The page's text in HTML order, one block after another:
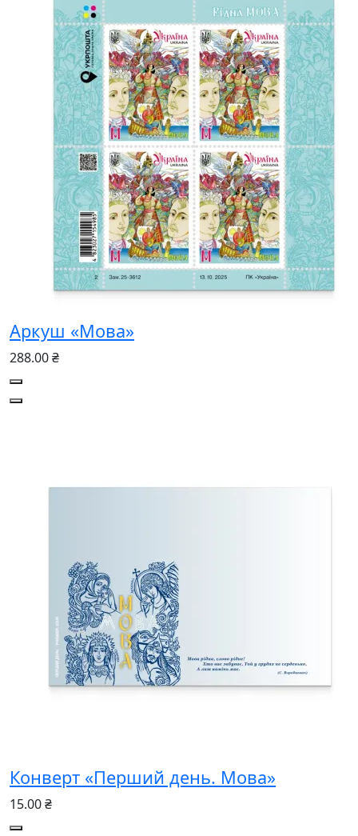
Аркуш «Мова»
288.00 ₴
Конверт «Перший день. Мова»
15.00 ₴